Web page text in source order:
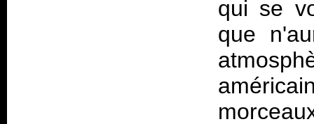
qui se
que